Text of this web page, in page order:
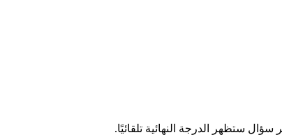
ستظهر الدرجة النهائية تلقائيًا.